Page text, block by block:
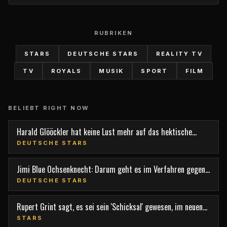
RUBRIKEN
STARS DEUTSCHE STARS REALITY TV
TV ROYALS MUSIK SPORT FILM
BELIEBT RIGHT NOW
Harald Glööckler hat keine Lust mehr auf das hektische
Berlin
DEUTSCHE STARS
Jimi Blue Ochsenknecht: Darum geht es im Verfahren gegen
den TV-Star
DEUTSCHE STARS
Rupert Grint sagt, es sei sein 'Schicksal' gewesen, im neuen
Film 'Nightborn' mitzuspielen
STARS